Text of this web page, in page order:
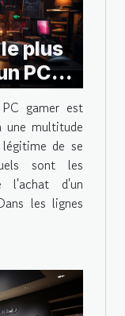
plus
PC
gamer est
une multitude
de se
sont les
l'achat d'un
les lignes